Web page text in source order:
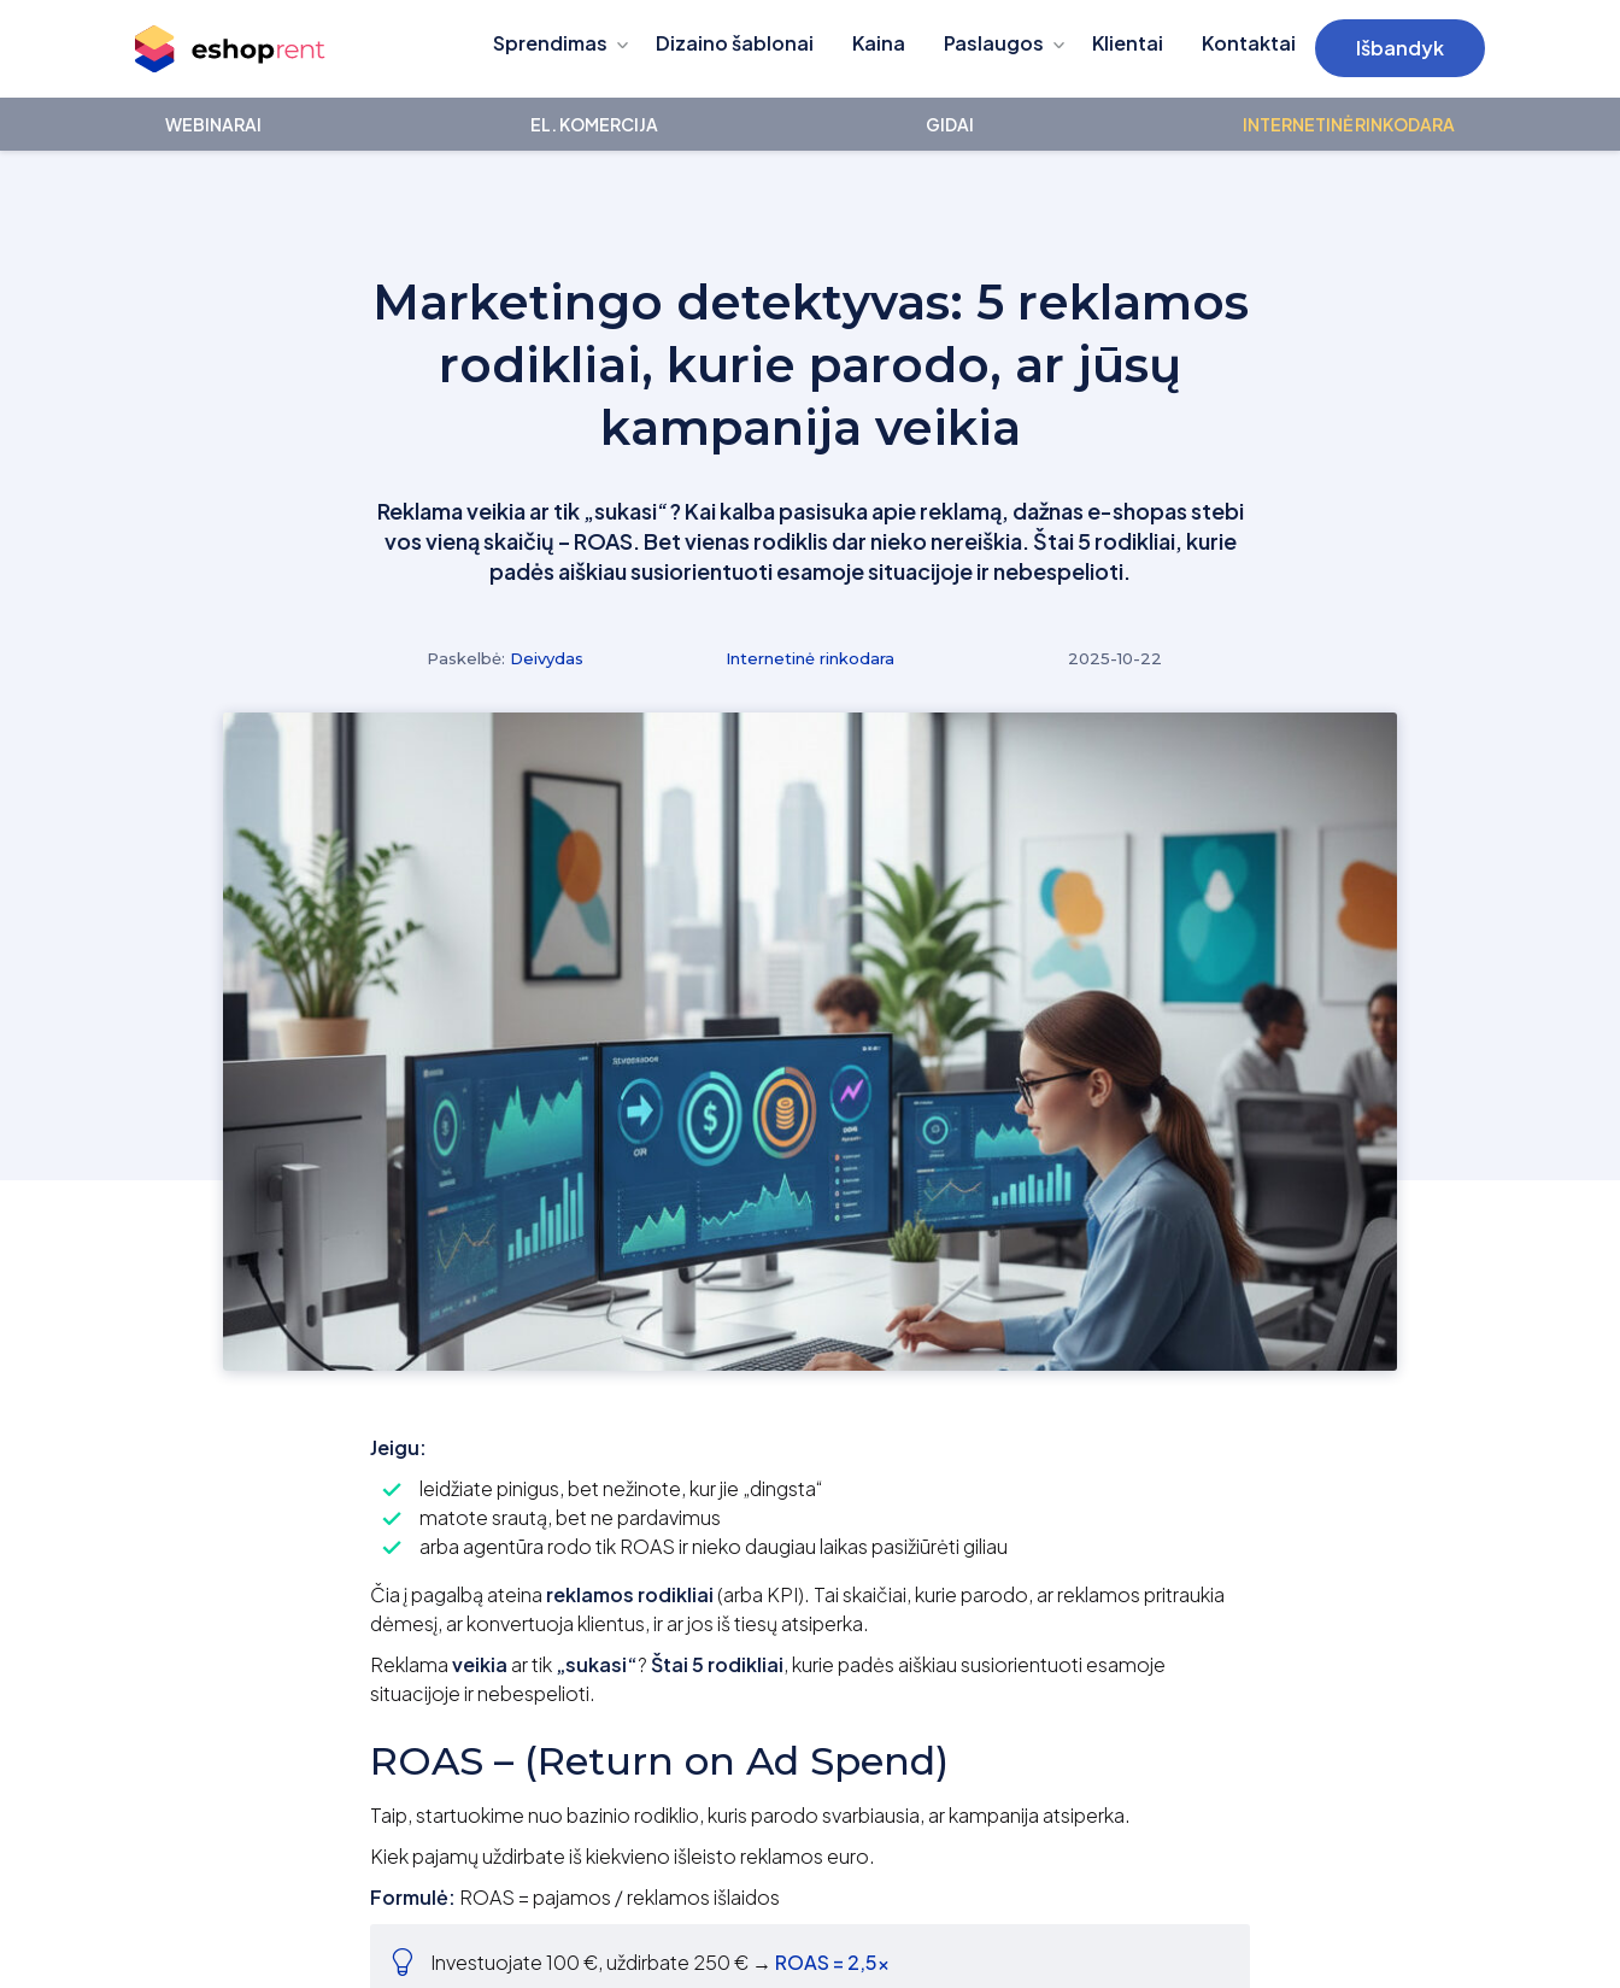
Sprendimas Dizaino šablonai Kaina Paslaugos Klientai Kontaktai Išbandyk
WEBINARAI EL. KOMERCIJA GIDAI INTERNETINĖ RINKODARA
Marketingo detektyvas: 5 reklamos
rodikliai, kurie parodo, ar jūsų
kampanija veikia
Reklama veikia ar tik „sukasi“? Kai kalba pasisuka apie reklamą, dažnas e-shopas stebi
vos vieną skaičių – ROAS. Bet vienas rodiklis dar nieko nereiškia. Štai 5 rodikliai, kurie
padės aiškiau susiorientuoti esamoje situacijoje ir nebespelioti.
2025-10-22
Internetinė rinkodara
Paskelbė: Deivydas
Jeigu:
leidžiate pinigus, bet nežinote, kur jie „dingsta“
matote srautą, bet ne pardavimus
arba agentūra rodo tik ROAS ir nieko daugiau laikas pasižiūrėti giliau
Čia į pagalbą ateina reklamos rodikliai (arba KPI). Tai skaičiai, kurie parodo, ar reklamos pritraukia
dėmesį, ar konvertuoja klientus, ir ar jos iš tiesų atsiperka.
Reklamaveikia ar tik „sukasi“? Štai 5 rodikliai, kurie padės aiškiau susiorientuoti esamoje
situacijoje ir nebespelioti.
ROAS – (Return on Ad Spend)
Taip, startuokime nuo bazinio rodiklio, kuris parodo svarbiausia, ar kampanija atsiperka.
Kiek pajamų uždirbate iš kiekvieno išleisto reklamos euro.
Formulė: ROAS = pajamos / reklamos išlaidos
Investuojate 100 €, uždirbate 250 € → ROAS = 2,5×